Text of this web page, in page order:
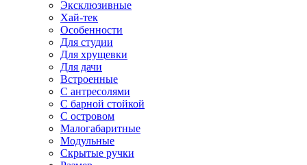
Эксклюзивные
Хай-тек
Особенности
Для студии
Для хрущевки
Для дачи
Встроенные
С антресолями
С барной стойкой
С островом
Малогабаритные
Модульные
Скрытые ручки